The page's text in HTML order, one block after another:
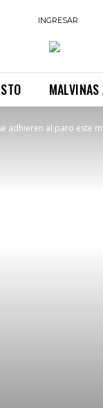
INGRESAR
adhieren al paro este